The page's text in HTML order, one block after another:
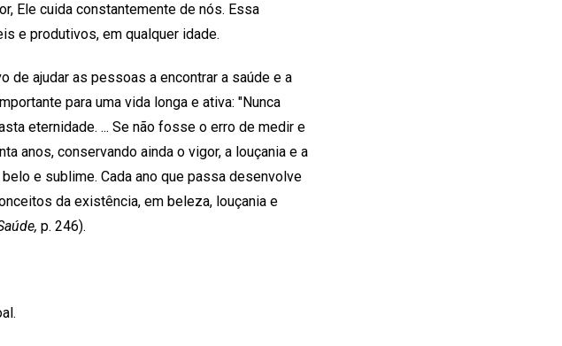
Ele cuida constantemente de nós. Essa
e produtivos, em qualquer idade.
de ajudar as pessoas a encontrar a saúde e a
para uma vida longa e ativa: "Nunca
eternidade. ... Se não fosse o erro de medir e
anos, conservando ainda o vigor, a louçania e a
e sublime. Cada ano que passa desenvolve
da existência, em beleza, louçania e
p. 246).